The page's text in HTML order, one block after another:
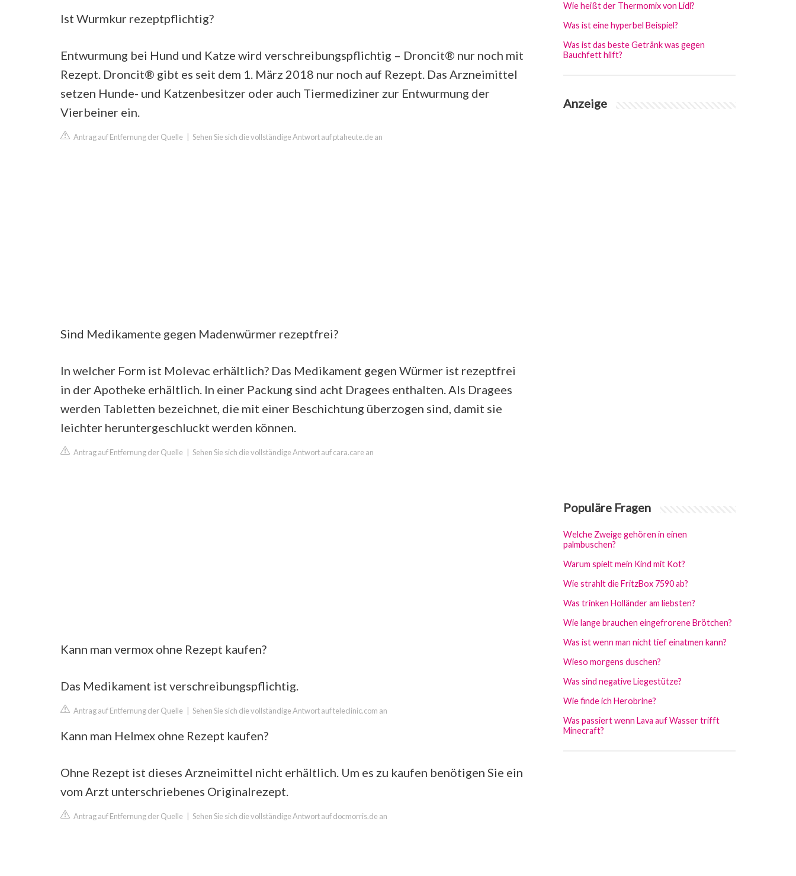
Ist Wurmkur rezeptpflichtig?
Entwurmung bei Hund und Katze wird verschreibungspflichtig – Droncit® nur noch mit
Rezept. Droncit® gibt es seit dem 1. März 2018 nur noch auf Rezept. Das Arzneimittel
setzen Hunde- und Katzenbesitzer oder auch Tiermediziner zur Entwurmung der
Vierbeiner ein.
Antrag auf Entfernung der Quelle Sehen Sie sich die vollständige Antwort auf ptaheute.de an
Sind Medikamente gegen Madenwürmer rezeptfrei?
In welcher Form ist Molevac erhältlich? Das Medikament gegen Würmer ist rezeptfrei
in der Apotheke erhältlich. In einer Packung sind acht Dragees enthalten. Als Dragees
werden Tabletten bezeichnet, die mit einer Beschichtung überzogen sind, damit sie
leichter heruntergeschluckt werden können.
Antrag auf Entfernung der Quelle Sehen Sie sich die vollständige Antwort auf cara.care an
Kann man vermox ohne Rezept kaufen?
Das Medikament ist verschreibungspflichtig.
Antrag auf Entfernung der Quelle Sehen Sie sich die vollständige Antwort auf teleclinic.com an
Kann man Helmex ohne Rezept kaufen?
Ohne Rezept ist dieses Arzneimittel nicht erhältlich. Um es zu kaufen benötigen Sie ein
vom Arzt unterschriebenes Originalrezept.
Antrag auf Entfernung der Quelle Sehen Sie sich die vollständige Antwort auf docmorris.de an
Wie heißt der Thermomix von Lidl?
Was ist eine hyperbel Beispiel?
Was ist das beste Getränk was gegen
Bauchfett hilft?
Anzeige
Populäre Fragen
Welche Zweige gehören in einen
palmbuschen?
Warum spielt mein Kind mit Kot?
Wie strahlt die FritzBox 7590 ab?
Was trinken Holländer am liebsten?
Wie lange brauchen eingefrorene Brötchen?
Was ist wenn man nicht tief einatmen kann?
Wieso morgens duschen?
Was sind negative Liegestütze?
Wie finde ich Herobrine?
Was passiert wenn Lava auf Wasser trifft
Minecraft?